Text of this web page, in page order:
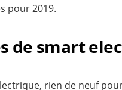
pour 2019.
de smart
rien de neuf